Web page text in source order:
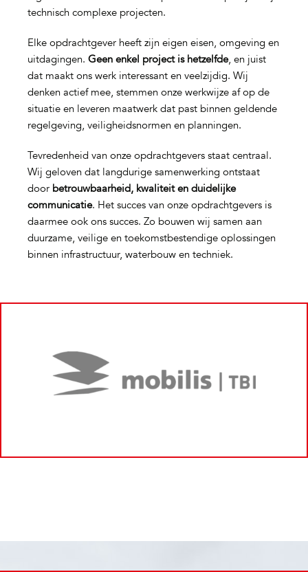
technisch complexe projecten.
Elke opdrachtgever heeft zijn eigen eisen, omgeving en
uitdagingen. Geen enkel project is hetzelfde, en juist
dat maakt ons werk interessant en veelzijdig. Wij
denken actief mee, stemmen onze werkwijze af op de
situatie en leveren maatwerk dat past binnen geldende
regelgeving, veiligheidsnormen en planningen.
Tevredenheid van onze opdrachtgevers staat centraal.
Wij geloven dat langdurige samenwerking ontstaat
door betrouwbaarheid, kwaliteit en duidelijke
communicatie. Het succes van onze opdrachtgevers is
daarmee ook ons succes. Zo bouwen wij samen aan
duurzame, veilige en toekomstbestendige oplossingen
binnen infrastructuur, waterbouw en techniek.